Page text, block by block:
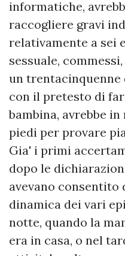
informatiche,
raccogliere gravi
relativamente a sei
sessuale,
un trentacinquenne
con il pretesto di
bambina, avrebbe
piedi per provare
Gia' i primi
dopo le
avevano consentito
dinamica dei vari
notte, quando la
era in casa, o nel